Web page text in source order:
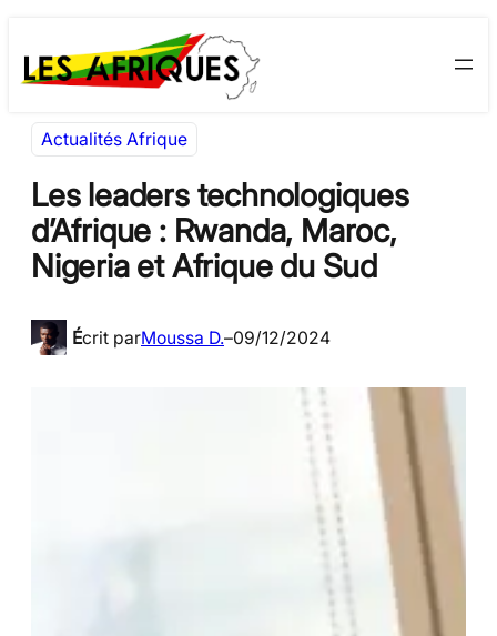
au
contenu
to
content
Actualités Afrique
Les leaders technologiques
d’Afrique : Rwanda, Maroc,
Nigeria et Afrique du Sud
Écrit parMoussa D.–09/12/2024